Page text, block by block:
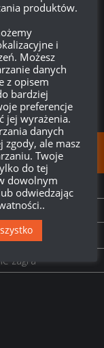
zagra
produktów.
i
Możesz
danych
z opisem
bardziej
preferencje
jej wyrażenia.
danych
zgody, ale masz
Twoje
do tej
dowolnym
odwiedzając